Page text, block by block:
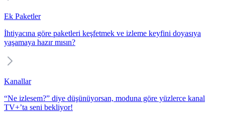
Ek Paketler
İhtiyacına göre paketleri keşfetmek ve izleme keyfini doyasıya
yaşamaya hazır mısın?
Kanallar
“Ne izlesem?” diye düşünüyorsan, moduna göre yüzlerce kanal
TV+’ta seni bekliyor!